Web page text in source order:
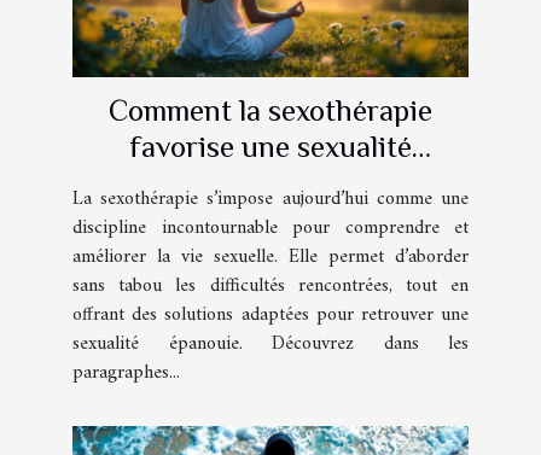
Comment la sexothérapie
favorise une sexualité
épanouie ?
La sexothérapie s’impose aujourd’hui comme une
discipline incontournable pour comprendre et
améliorer la vie sexuelle. Elle permet d’aborder
sans tabou les difficultés rencontrées, tout en
offrant des solutions adaptées pour retrouver une
sexualité épanouie. Découvrez dans les
paragraphes...